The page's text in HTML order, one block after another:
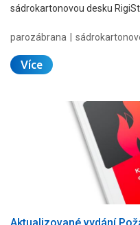
sádrokartonovou desku
parozábrana
Více